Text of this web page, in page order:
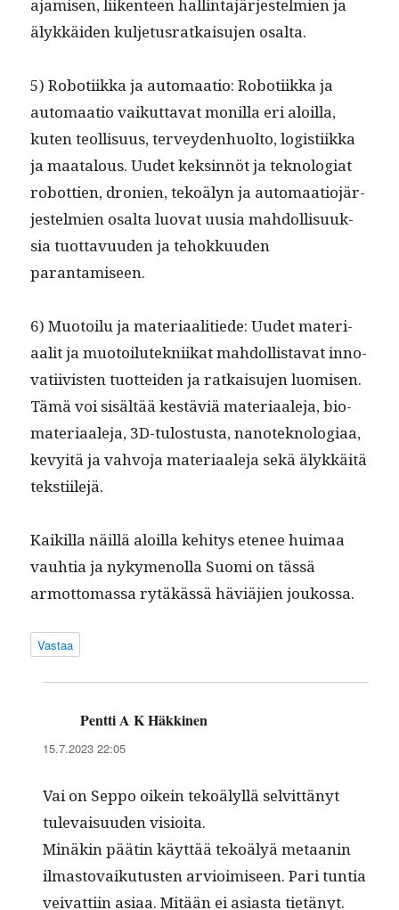
ajamisen, liiken­teen hallinta­jär­jestelmien ja
älykkäi­den kul­je­tus­ratkaisu­jen osalta.
5) Roboti­ik­ka ja automaa­tio: Roboti­ik­ka ja
automaa­tio vaikut­ta­vat monil­la eri aloil­la,
kuten teol­lisu­us, ter­vey­den­huolto, logis­ti­ik­ka
ja maat­alous. Uudet keksin­nöt ja teknolo­giat
robot­tien, dronien, tekoä­lyn ja automaa­tio­jär­
jestelmien osalta luo­vat uusia mah­dol­lisuuk­
sia tuot­tavu­u­den ja tehokku­u­den
parantamiseen.
6) Muo­toilu ja mate­ri­aal­i­tiede: Uudet mate­ri­
aalit ja muo­toilutekni­ikat mah­dol­lis­ta­vat inno­
vati­ivis­ten tuot­tei­den ja ratkaisu­jen luomisen.
Tämä voi sisältää kestäviä mate­ri­aale­ja, bio­
ma­te­ri­aale­ja, 3D-tulostus­ta, nan­ote­knolo­giaa,
kevy­itä ja vahvo­ja mate­ri­aale­ja sekä älykkäitä
tekstiilejä.
Kaikil­la näil­lä aloil­la kehi­tys ete­nee huimaa
vauh­tia ja nyky­menol­la Suo­mi on tässä
armot­tomas­sa rytäkässä häviäjien joukossa.
Vastaa
Pentti A K Häkkinen
15.7.2023 22:05
Vai on Sep­po oikein tekoä­lyl­lä selvit­tänyt
tule­vaisu­u­den visioita.
Minäkin päätin käyt­tää tekoä­lyä metaanin
ilmas­to­vaiku­tusten arvioimiseen. Pari tun­tia
vei­vat­ti­in asi­aa. Mitään ei asi­as­ta tietänyt.